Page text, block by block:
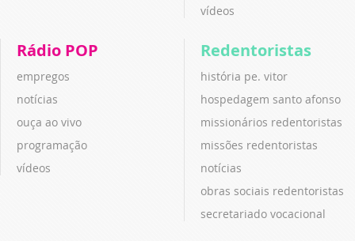
vídeos
Rádio POP
empregos
notícias
ouça ao vivo
programação
vídeos
Redentoristas
história pe. vitor
hospedagem santo afonso
missionários redentoristas
missões redentoristas
notícias
obras sociais redentoristas
secretariado vocacional